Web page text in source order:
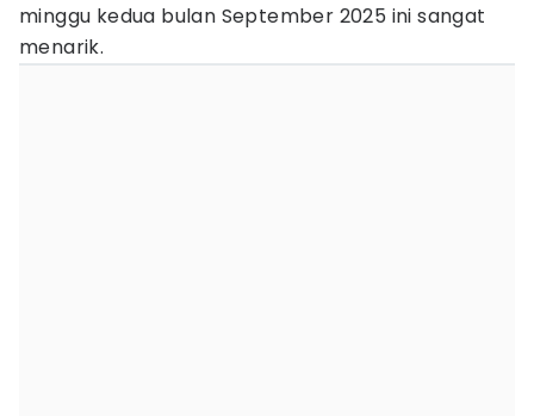
minggu kedua bulan September 2025 ini sangat
menarik.